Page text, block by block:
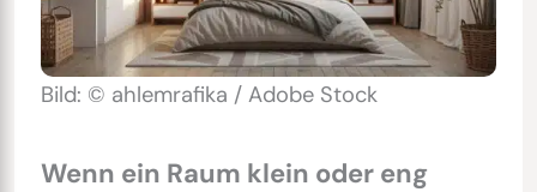
Bild: © ahlemrafika / Adobe Stock
Wenn ein Raum klein oder eng